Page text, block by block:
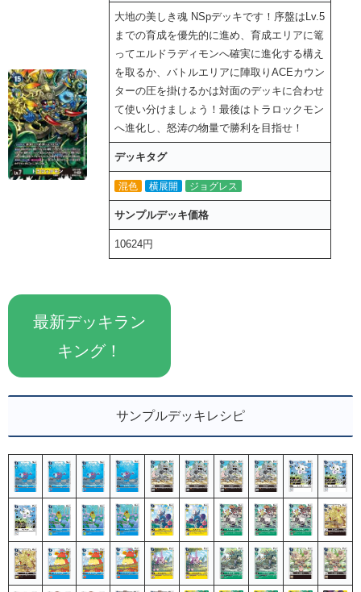
大地の美しき魂 NSpデッキです！序盤はLv.5
までの育成を優先的に進め、育成エリアに篭
ってエルドラディモンへ確実に進化する構え
を取るか、バトルエリアに陣取りACEカウン
ターの圧を掛けるかは対面のデッキに合わせ
て使い分けましょう！最後はトラロックモン
へ進化し、怒涛の物量で勝利を目指せ！
デッキタグ
混色 横展開 ジョグレス
サンプルデッキ価格
10624円
最新デッキラン
キング！
サンプルデッキレシピ